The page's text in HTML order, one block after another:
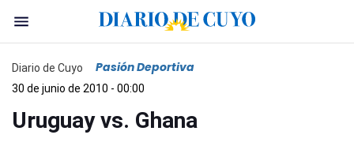
Diario de Cuyo Pasión Deportiva
30 de junio de 2010 - 00:00
Uruguay vs. Ghana